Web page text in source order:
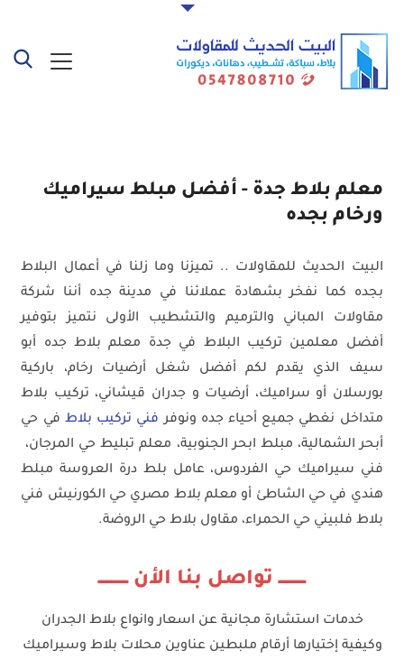
معلم بلاط جدة - أفضل مبلط سيراميك
ورخام بجده
البيت الحديث للمقاولات .. تميزنا وما زلنا في أعمال البلاط
بجده كما نفخر بشهادة عملائنا في مدينة جده أننا شركة
مقاولات المباني والترميم والتشطيب الأولى نتميز بتوفير
أفضل معلمين تركيب البلاط في جدة معلم بلاط جده أبو
سيف الذي يقدم لكم أفضل شغل أرضيات رخام، باركية
بورسلان أو سراميك، أرضيات و جدران قيشاني، تركيب بلاط
متداخل نغطي جميع أحياء جده ونوفر فني تركيب بلاط في حي
أبحر الشمالية، مبلط ابحر الجنوبية، معلم تبليط حي المرجان،
فني سيراميك حي الفردوس، عامل بلط درة العروسة مبلط
هندي في حي الشاطئ أو معلم بلاط مصري حي الكورنيش فني
بلاط فلبيني حي الحمراء، مقاول بلاط حي الروضة.
ــــــــــ تواصل بنا الأن ـــــــــــ
خدمات استشارة مجانية عن اسعار وانواع بلاط الجدران
وكيفية إختيارها أرقام ملبطين عناوين محلات بلاط وسيراميك